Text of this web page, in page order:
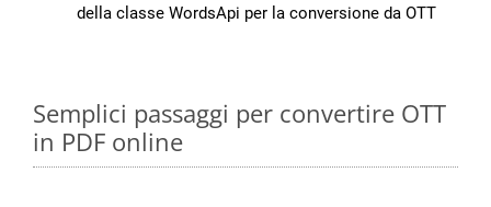
della classe WordsApi per la conversione da OTT
Semplici passaggi per convertire OTT
in PDF online